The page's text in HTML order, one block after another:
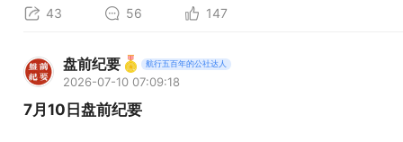
43 56 147
盘前纪要 航行五百年的公社达人
2026-07-10 07:09:18
7月10日盘前纪要